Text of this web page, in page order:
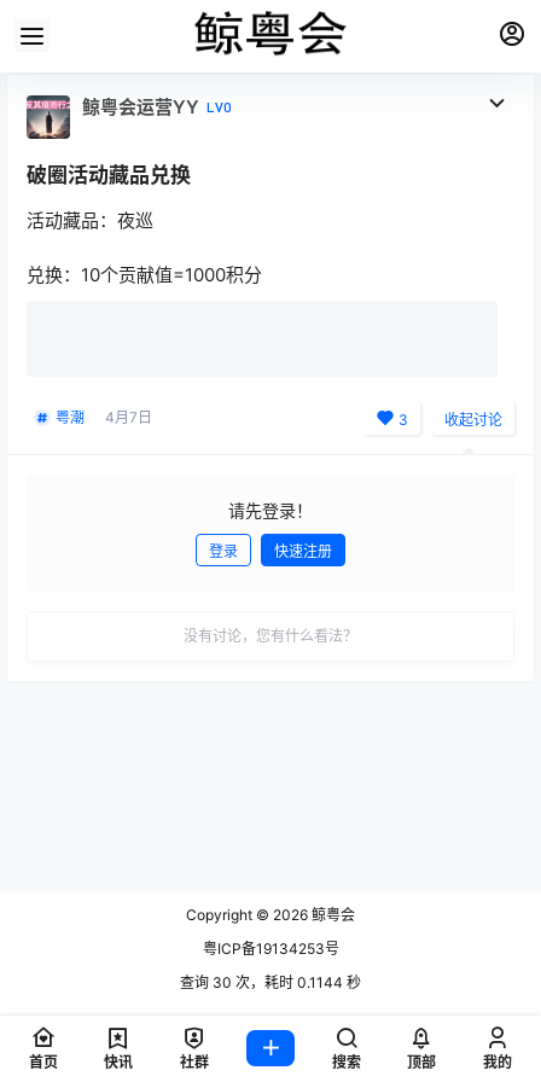
鲸粤会运营YY LV0
破圈活动藏品兑换
活动藏品：夜巡
兑换：10个贡献值=1000积分
粤潮 4月7日 3 收起讨论
请先登录！
登录 快速注册
没有讨论，您有什么看法？
Copyright © 2026 鲸粤会
粤ICP备19134253号
查询 30 次，耗时 0.1144 秒
首页 快讯 社群 搜索 顶部 我的